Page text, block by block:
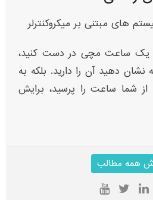
های مبتنی بر میکروکنترلر
یک ساعت مچی در دست کنید،
دهید آن را دارید. بلکه به
شما ساعت را پرسید، برایش
همه مطالب